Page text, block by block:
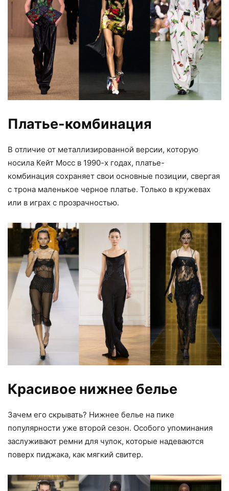
Платье-комбинация
В отличие от металлизированной версии, которую
носила Кейт Мосс в 1990-х годах, платье-
комбинация сохраняет свои основные позиции, свергая
с трона маленькое черное платье. Только в кружевах
или в играх с прозрачностью.
Красивое нижнее белье
Зачем его скрывать? Нижнее белье на пике
популярности уже второй сезон. Особого упоминания
заслуживают ремни для чулок, которые надеваются
поверх пиджака, как мягкий свитер.